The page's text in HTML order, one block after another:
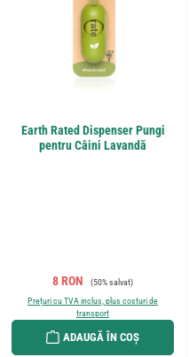
Earth Rated Dispenser Pungi
pentru Câini Lavandă
Preț de vânzare:
8 RON Preț obișnuit:
(50% salvat)
Prețuri cu TVA inclus, plus costuri de
transport
ADAUGĂ ÎN COȘ